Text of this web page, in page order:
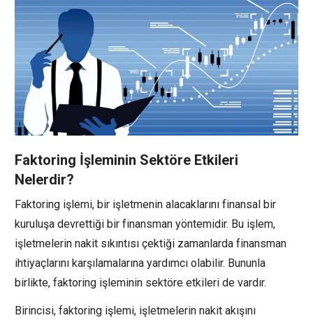
Faktoring İşleminin Sektöre Etkileri
Nelerdir?
Faktoring işlemi, bir işletmenin alacaklarını finansal bir
kuruluşa devrettiği bir finansman yöntemidir. Bu işlem,
işletmelerin nakit sıkıntısı çektiği zamanlarda finansman
ihtiyaçlarını karşılamalarına yardımcı olabilir. Bununla
birlikte, faktoring işleminin sektöre etkileri de vardır.
Birincisi, faktoring işlemi, işletmelerin nakit akışını